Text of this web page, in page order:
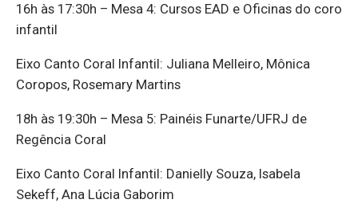
16h às 17:30h – Mesa 4: Cursos EAD e Oficinas do coro
infantil
Eixo Canto Coral Infantil: Juliana Melleiro, Mônica
Coropos, Rosemary Martins
18h às 19:30h – Mesa 5: Painéis Funarte/UFRJ de
Regência Coral
Eixo Canto Coral Infantil: Danielly Souza, Isabela
Sekeff, Ana Lúcia Gaborim